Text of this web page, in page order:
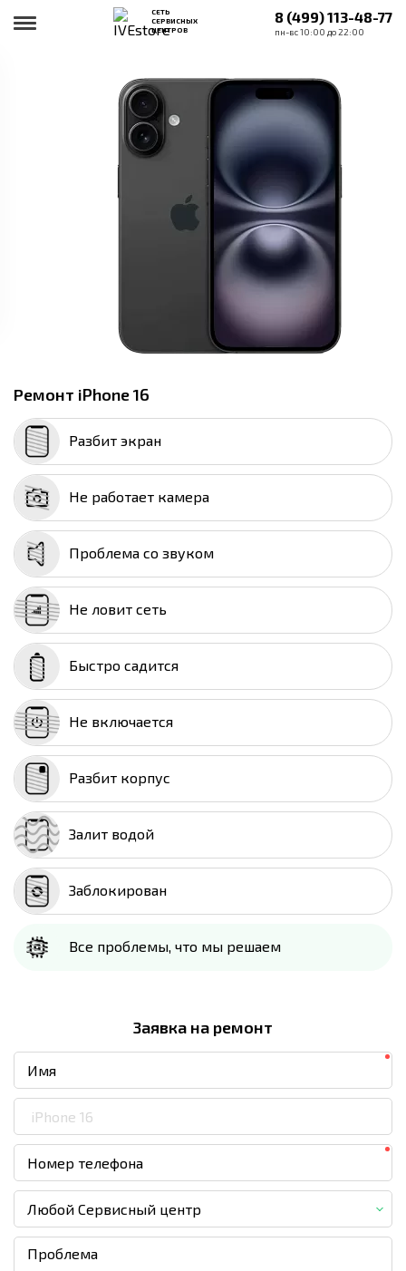
СЕТЬ
СЕРВИСНЫХ
ЦЕНТРОВ
8 (499) 113-48-77
пн-вс 10:00 до 22:00
Ремонт iPhone 16
Разбит экран
Не работает камера
Проблема со звуком
Не ловит сеть
Быстро садится
Не включается
Разбит корпус
Залит водой
Заблокирован
Все проблемы, что мы решаем
Заявка на ремонт
Любой Сервисный центр